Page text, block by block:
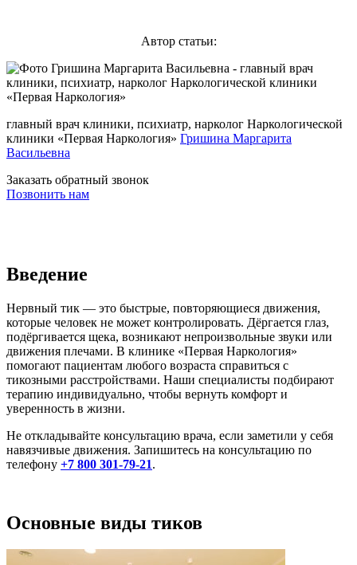
Автор статьи:
главный врач клиники, психиатр, нарколог Наркологической
клиники «Первая Наркология» Гришина Маргарита
Васильевна
Заказать обратный звонок
Позвонить нам
Введение
Нервный тик — это быстрые, повторяющиеся движения,
которые человек не может контролировать. Дёргается глаз,
подёргивается щека, возникают непроизвольные звуки или
движения плечами. В клинике «Первая Наркология»
помогают пациентам любого возраста справиться с
тикозными расстройствами. Наши специалисты подбирают
терапию индивидуально, чтобы вернуть комфорт и
уверенность в жизни.
Не откладывайте консультацию врача, если заметили у себя
навязчивые движения. Запишитесь на консультацию по
телефону +7 800 301-79-21.
Основные виды тиков